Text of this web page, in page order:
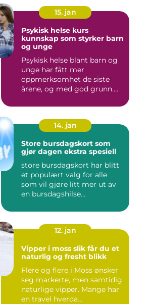
15. jan
Psykisk helse kurs
kunnskap som styrker barn
og unge
Psykisk helse blant barn og
unge har fått mer
oppmerksomhet de siste
årene, og med god grunn.
14. jan
Store bursdagskort som
gjør dagen ekstra spesiell
store bursdagskort har blitt
et populært valg for alle
som vil gjøre litt mer ut av
en bursdagshilse...
12. jan
Vipper i moss slik får du et
naturlig og fresht blikk
Flere og flere i Moss ønsker
seg markerte, men samtidig
naturlige vipper. Mange har
en travel hverda...